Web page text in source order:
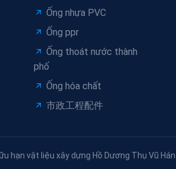
Ống nhựa PVC
Ống ppr
Ống thoát nước thành
phố
Ống hóa chất
市政工程配件
hạn vật liệu xây dựng Hồ Dương Thụ Vũ Hán